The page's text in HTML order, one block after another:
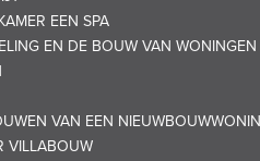
EEN SPA
EN DE BOUW VAN WONINGEN
VAN EEN
VILLABOUW